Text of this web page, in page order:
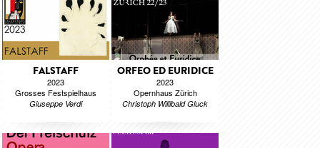
FALSTAFF
2023
Grosses Festspielhaus
Giuseppe Verdi
ORFEO ED EURIDICE
2023
Opernhaus Zürich
Christoph Willibald Gluck